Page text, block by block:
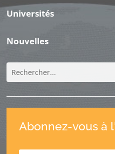
Universités
Nouvelles
Abonnez-vous à